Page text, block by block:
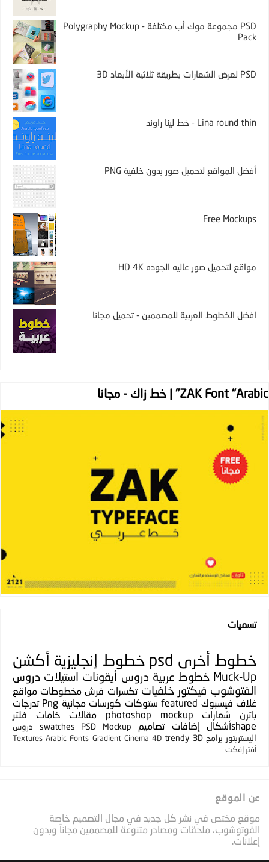
PSD مجموعة موك أب مختلفة - Polygraphy Mockup
Pack
PSD لعرض الشعارات بطريقة ثلاثية الأبعاد 3D
Lina round thin - خط لينا راوند
أفضل المواقع لتحميل صور بدون خلفية PNG
Free Mockups
مواقع لتحميل صور عاليه الجوده HD 4K
افضل الخطوط العربية للمصممين - تحميل مجانا
ZAK Font "Arabic" | خط زاك - مجانا
تسميات
خطوط أخرى psd خطوط إنجليزية أكشن
Muck-Up خطوط عربية دروس أيقونات استيلات دروس
الفتوشوب فيكتور خلفيات تكسرات فرش مخطوطات مواقع
غلاف فيسبوك featured ستوكات كورسات مجانية Png تدرجات
باترن
شعارات photoshop mockup مقالات خامات
فلتر
shapeأشكال
إضافات تصاميم PSD Mockup
swatches
دروس
اليستريتور برامج 3D
trendy
Cinema 4D
Gradient
Arabic Fonts
Textures
أفتر إفكت
عن الموقع
موقع مختص في نشر كل جديد في مجال التصميم خاصة
الفوتوشوب، ملحقات ومصادر متنوعة للمصممين مجاناً وبدون
إعلانات.